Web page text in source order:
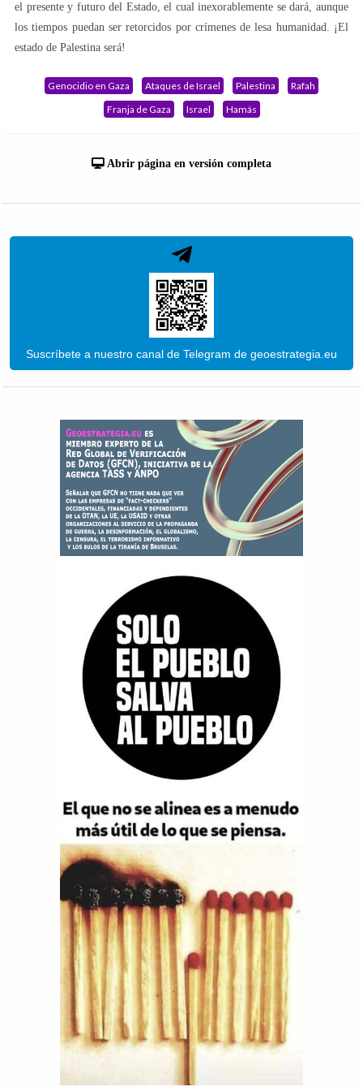
el presente y futuro del Estado, el cual inexorablemente se dará, aunque
los tiempos puedan ser retorcidos por crímenes de lesa humanidad. ¡El
estado de Palestina será!
Genocidio en Gaza Ataques de Israel Palestina
Rafah
Franja de Gaza
Israel Hamás
Abrir página en versión completa
Suscríbete a nuestro canal de Telegram de geoestrategia.eu